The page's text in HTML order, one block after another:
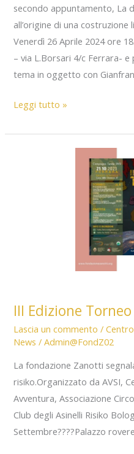
secondo appuntamento, La
all’origine di una costruzione
Venerdì 26 Aprile 2024 ore
– via L.Borsari 4/c Ferrara-
tema in oggetto con
Scuola
Politica
Leggi tutto »
III Edizione Torneo
Lascia un commento /
News /Admin@FondZ02
La fondazione Zanotti
risiko.Organizzato da AVSI,
Avventura, Associazione
Club degli Asinelli Risiko
Settembre????Palazzo